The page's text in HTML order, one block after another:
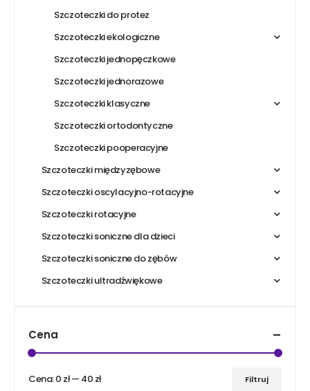
Szczoteczki do protez
Szczoteczki ekologiczne
Szczoteczki jednopęczkowe
Szczoteczki jednorazowe
Szczoteczki klasyczne
Szczoteczki ortodontyczne
Szczoteczki pooperacyjne
Szczoteczki międzyzębowe
Szczoteczki oscylacyjno-rotacyjne
Szczoteczki rotacyjne
Szczoteczki soniczne dla dzieci
Szczoteczki soniczne do zębów
Szczoteczki ultradźwiękowe
Cena
Filtruj
Cena:0 zł— 40 zł